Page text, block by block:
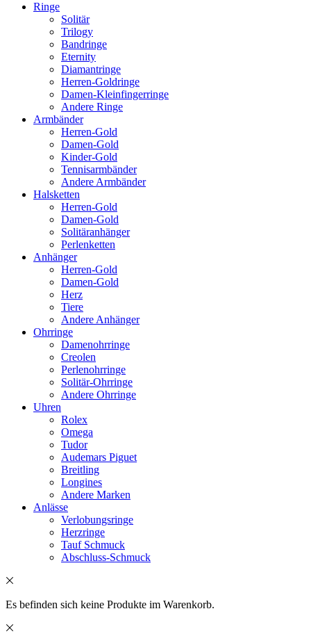
Ringe
Solitär
Trilogy
Bandringe
Eternity
Diamantringe
Herren-Goldringe
Damen-Kleinfingerringe
Andere Ringe
Armbänder
Herren-Gold
Damen-Gold
Kinder-Gold
Tennisarmbänder
Andere Armbänder
Halsketten
Herren-Gold
Damen-Gold
Solitäranhänger
Perlenketten
Anhänger
Herren-Gold
Damen-Gold
Herz
Tiere
Andere Anhänger
Ohrringe
Damenohrringe
Creolen
Perlenohrringe
Solitär-Ohrringe
Andere Ohrringe
Uhren
Rolex
Omega
Tudor
Audemars Piguet
Breitling
Longines
Andere Marken
Anlässe
Verlobungsringe
Herzringe
Tauf Schmuck
Abschluss-Schmuck
Es befinden sich keine Produkte im Warenkorb.